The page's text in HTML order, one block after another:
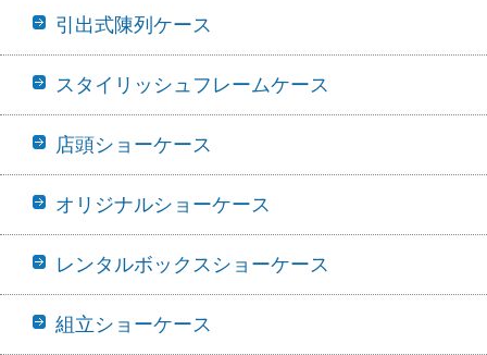
引出式陳列ケース
スタイリッシュフレームケース
店頭ショーケース
オリジナルショーケース
レンタルボックスショーケース
組立ショーケース